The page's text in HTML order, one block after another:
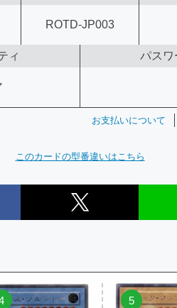
ROTD-JP003
ィ パスワ
お支払いについて
このカードの型番違いはこちら
5